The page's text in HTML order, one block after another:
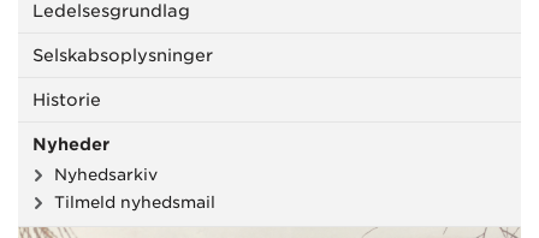
Ledelsesgrundlag
Selskabsoplysninger
Historie
Nyheder
Nyhedsarkiv
Tilmeld nyhedsmail